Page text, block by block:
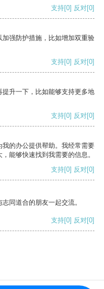
支持[0] 反对[0]
强防护措施，比如增加双重验
支持[0] 反对[0]
升一下，比如能够支持更多地
支持[0] 反对[0]
的办公提供帮助。我经常需要
能够快速找到我需要的信息。
支持[0] 反对[0]
同道合的朋友一起交流。
支持[0] 反对[0]